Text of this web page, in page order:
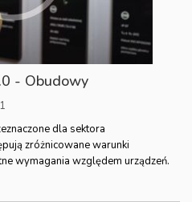
- Obudowy
dla sektora
zróżnicowane warunki
wymagania względem urządzeń.